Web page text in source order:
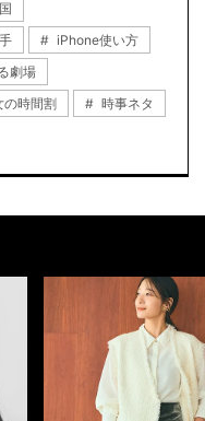
iPhone使い方
劇場
の時間割
時事ネタ